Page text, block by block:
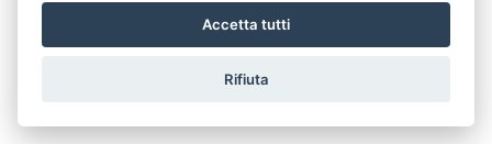
Accetta tutti
Rifiuta